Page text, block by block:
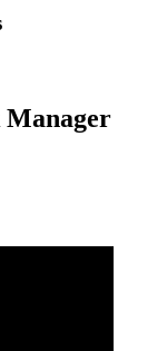
Manager